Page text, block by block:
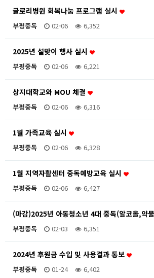
글로리병원 회복나눔 프로그램 실시
부평중독 02-06 6,352
2025년 설맞이 행사 실시
부평중독 02-06 6,221
상지대학교와 MOU 체결
부평중독 02-06 6,316
1월 가족교육 실시
부평중독 02-06 6,328
1월 지역자활센터 중독예방교육 실시
부평중독 02-06 6,427
(마감)2025년 아동청소년 4대 중독(알코올,약
부평중독 02-03 6,351
2024년 후원금 수입 및 사용결과 통보
부평중독 01-24 6,402